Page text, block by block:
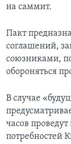
на саммит.
Пакт
соглашений,
союзниками,
обороняться
В случае
часов
потребностей